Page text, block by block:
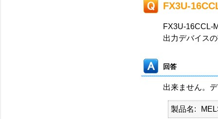
FX3U-
FX3U-16CCL-
出力デバイス
回答
出来ません。
製品名